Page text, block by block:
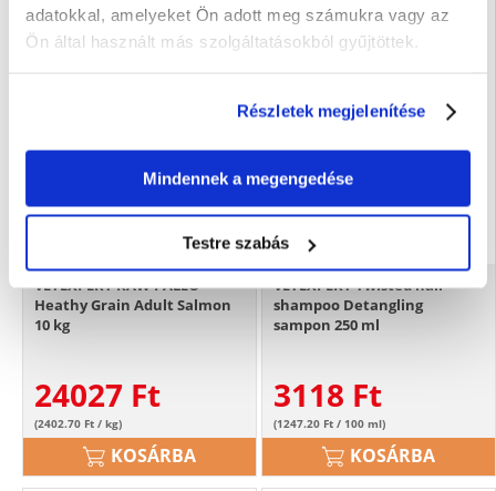
adatokkal, amelyeket Ön adott meg számukra vagy az
Ön által használt más szolgáltatásokból gyűjtöttek.
Részletek megjelenítése
Mindennek a megengedése
Testre szabás
VETEXPERT RAW PALEO
Heathy Grain Adult Salmon
10 kg
24027 Ft
(2402.70 Ft / kg)
KOSÁRBA
VETEXPERT Twisted hair
shampoo Detangling
sampon 250 ml
3118 Ft
(1247.20 Ft / 100 ml)
KOSÁRBA